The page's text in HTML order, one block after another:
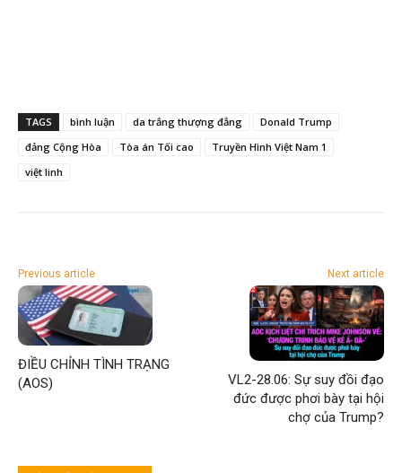
TAGS bình luận da trắng thượng đẳng
Donald Trump
đảng Cộng Hòa
Tòa án Tối cao
Truyền Hình Việt Nam 1
việt linh
Previous article
ĐIỀU CHỈNH TÌNH TRẠNG
(AOS)
Next article
VL2-28.06: Sự suy đồi đạo
đức được phơi bày tại hội
chợ của Trump?